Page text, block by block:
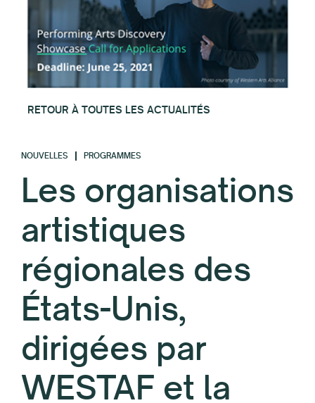
RETOUR À TOUTES LES ACTUALITÉS
NOUVELLES PROGRAMMES
Les organisations
artistiques
régionales des
États-Unis,
dirigées par
WESTAF et la